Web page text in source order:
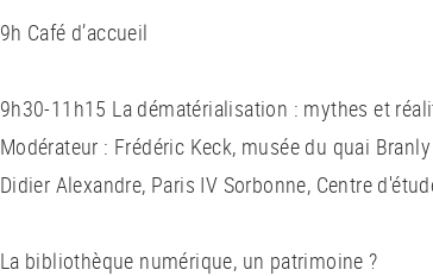
9h Café d’accueil
9h30-11h15 La dématérialisation : mythes et
Modérateur : Frédéric Keck, musée du quai
Didier Alexandre, Paris IV Sorbonne, Centre
La bibliothèque numérique, un patrimoine ?